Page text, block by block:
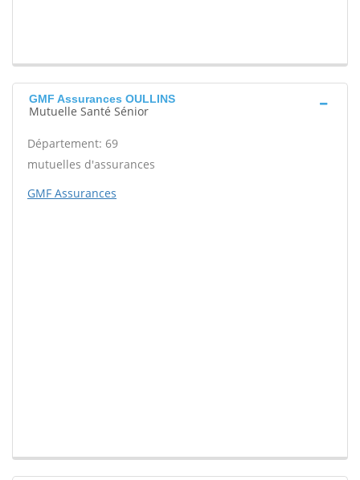
GMF Assurances OULLINS
Mutuelle Santé Sénior
Département: 69
mutuelles d'assurances
GMF Assurances